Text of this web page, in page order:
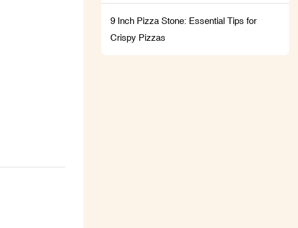
9 Inch Pizza Stone: Essential Tips for
Crispy Pizzas